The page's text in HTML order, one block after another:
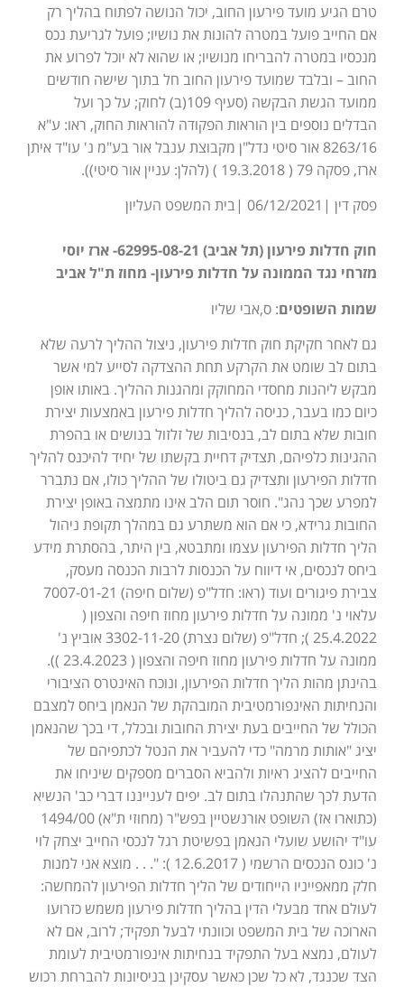
טרם הגיע מועד פירעון החוב, יכול הנושה לפתוח בהליך רק
אם החייב פועל במטרה להונות את נושיו; פועל לגריעת נכס
מנכסיו במטרה להבריחו מנושיו; או שהוא לא יוכל לפרוע את
החוב – ובלבד שמועד פירעון החוב חל בתוך שישה חודשים
ממועד הגשת הבקשה (סעיף 109(ב) לחוק; על כך ועל
הבדלים נוספים בין הוראות הפקודה להוראות החוק, ראו: ע"א
8263/16 אור סיטי נדל"ן מקבוצת ענבל אור בע"מ נ' עו"ד איתן
ארז, פסקה 79 ( 19.3.2018 ) (להלן: עניין אור סיטי)).
פסק דין |06/12/2021 |בית המשפט העליון
חוק חדלות פירעון (תל אביב) 62995-08-21- ארז יוסי
מזרחי נגד הממונה על חדלות פירעון- מחוז ת"ל אביב
שמות השופטים: ס,אבי שליו
גם לאחר חקיקת חוק חדלות פירעון, ניצול ההליך לרעה שלא
בתום לב שומט את הקרקע תחת ההצדקה לסייע למי אשר
מבקש ליהנות מחסדי המחוקק ומהגנות ההליך. באותו אופן
כיום כמו בעבר, כניסה להליך חדלות פירעון באמצעות יצירת
חובות שלא בתום לב, בנסיבות של זלזול בנושים או בהפרת
ההגינות כלפיהם, תצדיק דחיית בקשתו של יחיד להיכנס להליך
חדלות הפירעון ותצדיק גם ביטולו של ההליך כולו, אם נתברר
למפרע שכך נהג". חוסר תום הלב אינו מתמצה באופן יצירת
החובות גרידא, כי אם הוא משתרע גם במהלך תקופת ניהול
הליך חדלות הפירעון עצמו ומתבטא, בין היתר, בהסתרת מידע
ביחס לנכסים, אי דיווח על הכנסות לרבות הכנסה מעסק,
צבירת פיגורים ועוד (ראו: חדל"פ (שלום חיפה) 7007-01-21
עלאוי נ' ממונה על חדלות פירעון מחוז חיפה והצפון (
25.4.2022 ); חדל"פ (שלום נצרת) 3302-11-20 אוביץ נ'
ממונה על חדלות פירעון מחוז חיפה והצפון ( 23.4.2023 )).
בהינתן מהות הליך חדלות הפירעון, ונוכח האינטרס הציבורי
והנחיתות האינפורמטיבית המובהקת של הנאמן ביחס למצבם
הכולל של החייבים בעת יצירת החובות ובכלל, די בכך שהנאמן
יציג "אותות מרמה" כדי להעביר את הנטל לכתפיהם של
החייבים להציג ראיות ולהביא הסברים מספקים שיניחו את
הדעת לכך שהתנהלו בתום לב. יפים לענייננו דברי כב' הנשיא
(כתוארו אז) השופט אורנשטיין בפש"ר (מחוזי ת"א) 1494/00
עו"ד יהושע שועלי הנאמן בפשיטת רגל לנכסי החייב יצחק לוי
נ' כונס הנכסים הרשמי ( 12.6.2017 ): ". . . מוצא אני למנות
חלק ממאפייניו הייחודים של הליך חדלות הפירעון להמחשה:
לעולם אחד מבעלי הדין בהליך חדלות פירעון משמש כזרועו
הארוכה של בית המשפט וכוונתי לבעל תפקיד; לרוב, אם לא
לעולם, נמצא בעל התפקיד בנחיתות אינפורמטיבית לעומת
הצד שכנגד, לא כל שכן כאשר עסקינן בניסיונות להברחת רכוש